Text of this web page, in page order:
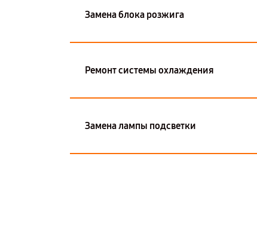
Замена блока розжига
Ремонт системы охлаждения
Замена лампы подсветки